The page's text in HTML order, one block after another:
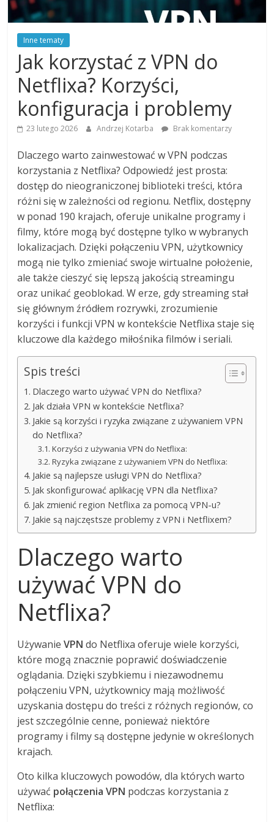
Inne tematy
Jak korzystać z VPN do
Netflixa? Korzyści,
konfiguracja i problemy
23 lutego 2026 Andrzej Kotarba Brak komentarzy
Dlaczego warto zainwestować w VPN podczas
korzystania z Netflixa? Odpowiedź jest prosta:
dostęp do nieograniczonej biblioteki treści, która
różni się w zależności od regionu. Netflix, dostępny
w ponad 190 krajach, oferuje unikalne programy i
filmy, które mogą być dostępne tylko w wybranych
lokalizacjach. Dzięki połączeniu VPN, użytkownicy
mogą nie tylko zmieniać swoje wirtualne położenie,
ale także cieszyć się lepszą jakością streamingu
oraz unikać geoblokad. W erze, gdy streaming stał
się głównym źródłem rozrywki, zrozumienie
korzyści i funkcji VPN w kontekście Netflixa staje się
kluczowe dla każdego miłośnika filmów i seriali.
Spis treści
Dlaczego warto używać VPN do Netflixa?
Jak działa VPN w kontekście Netflixa?
Jakie są korzyści i ryzyka związane z używaniem VPN
do Netflixa?
Korzyści z używania VPN do Netflixa:
Ryzyka związane z używaniem VPN do Netflixa:
Jakie są najlepsze usługi VPN do Netflixa?
Jak skonfigurować aplikację VPN dla Netflixa?
Jak zmienić region Netflixa za pomocą VPN-u?
Jakie są najczęstsze problemy z VPN i Netflixem?
Dlaczego warto
używać VPN do
Netflixa?
UżywanieVPN do Netflixa oferuje wiele korzyści,
które mogą znacznie poprawić doświadczenie
oglądania. Dzięki szybkiemu i niezawodnemu
połączeniu VPN, użytkownicy mają możliwość
uzyskania dostępu do treści z różnych regionów, co
jest szczególnie cenne, ponieważ niektóre
programy i filmy są dostępne jedynie w określonych
krajach.
Oto kilka kluczowych powodów, dla których warto
używać połączenia VPN podczas korzystania z
Netflixa: